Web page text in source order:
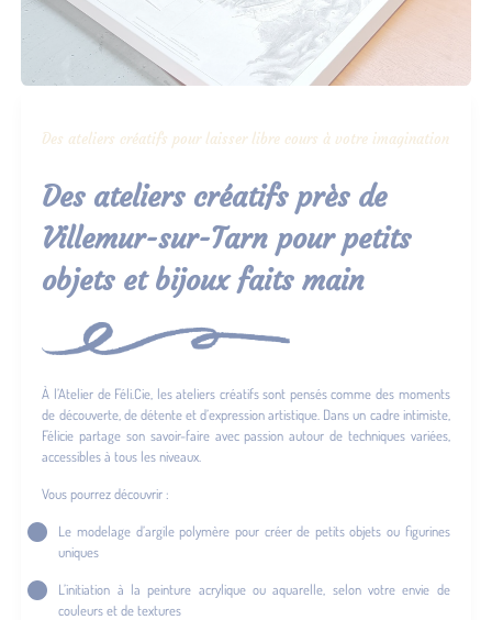
Des ateliers créatifs pour laisser libre cours à votre imagination
Des ateliers créatifs près de
Villemur-sur-Tarn pour petits
objets et bijoux faits main
À l’Atelier de Féli.Cie, les ateliers créatifs sont pensés comme des moments
de découverte, de détente et d’expression artistique. Dans un cadre intimiste,
Félicie partage son savoir-faire avec passion autour de techniques variées,
accessibles à tous les niveaux.
Vous pourrez découvrir :
Le modelage d’argile polymère pour créer de petits objets ou figurines
uniques
L’initiation à la peinture acrylique ou aquarelle, selon votre envie de
couleurs et de textures